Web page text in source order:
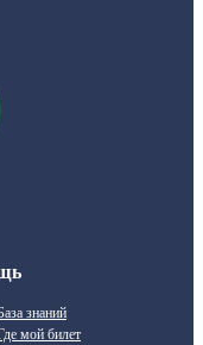
знаний
мой билет